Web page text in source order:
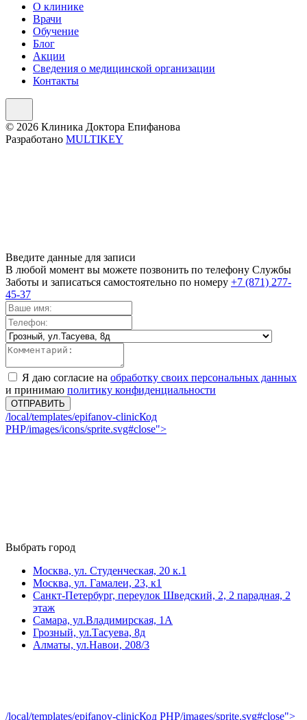
О клинике
Врачи
Обучение
Блог
Акции
Сведения о медицинской организации
Контакты
© 2026 Клиника Доктора Епифанова
Разработано MULTIKEY
Введите данные для записи
В любой момент вы можете позвонить по телефону Службы
Заботы и записаться самостоятельно по номеру +7 (871) 277-
45-37
Я даю согласие на обработку своих персональных данных
и принимаю политику конфиденциальности
ОТПРАВИТЬ
/local/templates/epifanov-clinicКод
PHP/images/icons/sprite.svg#close">
Выбрать город
Москва, ул. Студенческая, 20 к.1
Москва, ул. Гамалеи, 23, к1
Санкт-Петербург, переулок Шведский, 2, 2 парадная, 2
этаж
Самара, ул.Владимирская, 1А
Грозный, ул.Тасуева, 8д
Алматы, ул.Навои, 208/3
/local/templates/epifanov-clinicКод PHP/images/sprite.svg#close">